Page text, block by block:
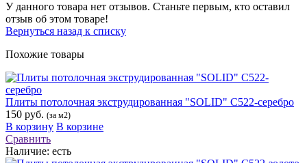
У данного товара нет отзывов. Станьте первым, кто оставил
отзыв об этом товаре!
Вернуться назад к списку
Похожие товары
Плиты потолочная экструдированная "SOLID" С522-серебро
150 руб. (за м2)
В корзину В корзине
Сравнить
Наличие: есть